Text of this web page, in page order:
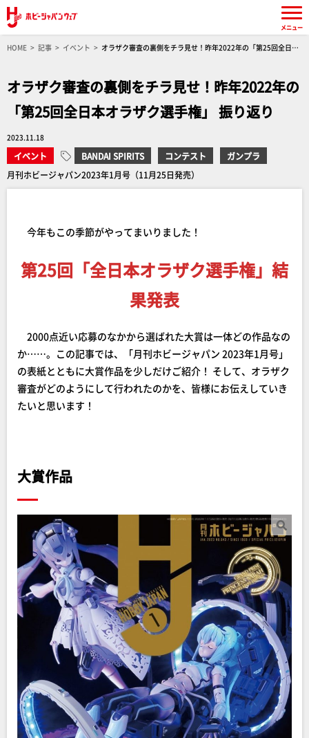
HOME 記事 イベント
オラザク審査の裏側をチラ見せ！昨年2022年の「第25回全日本
オラザク審査の裏側をチラ見せ！昨年2022年の
「第25回全日本オラザク選手権」 振り返り
2023.11.18
イベント BANDAI SPIRITS コンテスト
ガンプラ
月刊ホビージャパン2023年1月号（11月25日発売）
今年もこの季節がやってまいりました！
第25回「全日本オラザク選手権」結
果発表
2000点近い応募のなかから選ばれた大賞は一体どの作品なの
か……。この記事では、「月刊ホビージャパン 2023年1月号」
の表紙とともに大賞作品を少しだけご紹介！ そして、オラザク
審査がどのようにして行われたのかを、皆様にお伝えしていき
たいと思います！
大賞作品
メニュー